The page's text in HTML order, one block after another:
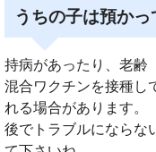
うちの子は預かっ
持病があったり、老齢
混合ワクチンを接種し
れる場合があります。
後でトラブルにならな